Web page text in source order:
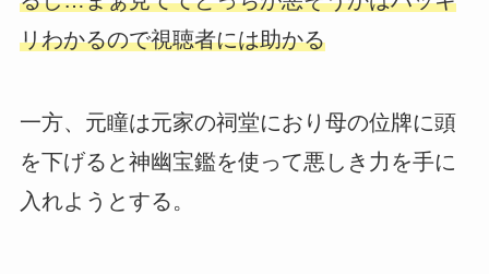
リわかるので視聴者には助かる
一方、元瞳は元家の祠堂におり母の位牌に頭
を下げると神幽宝鑑を使って悪しき力を手に
入れようとする。